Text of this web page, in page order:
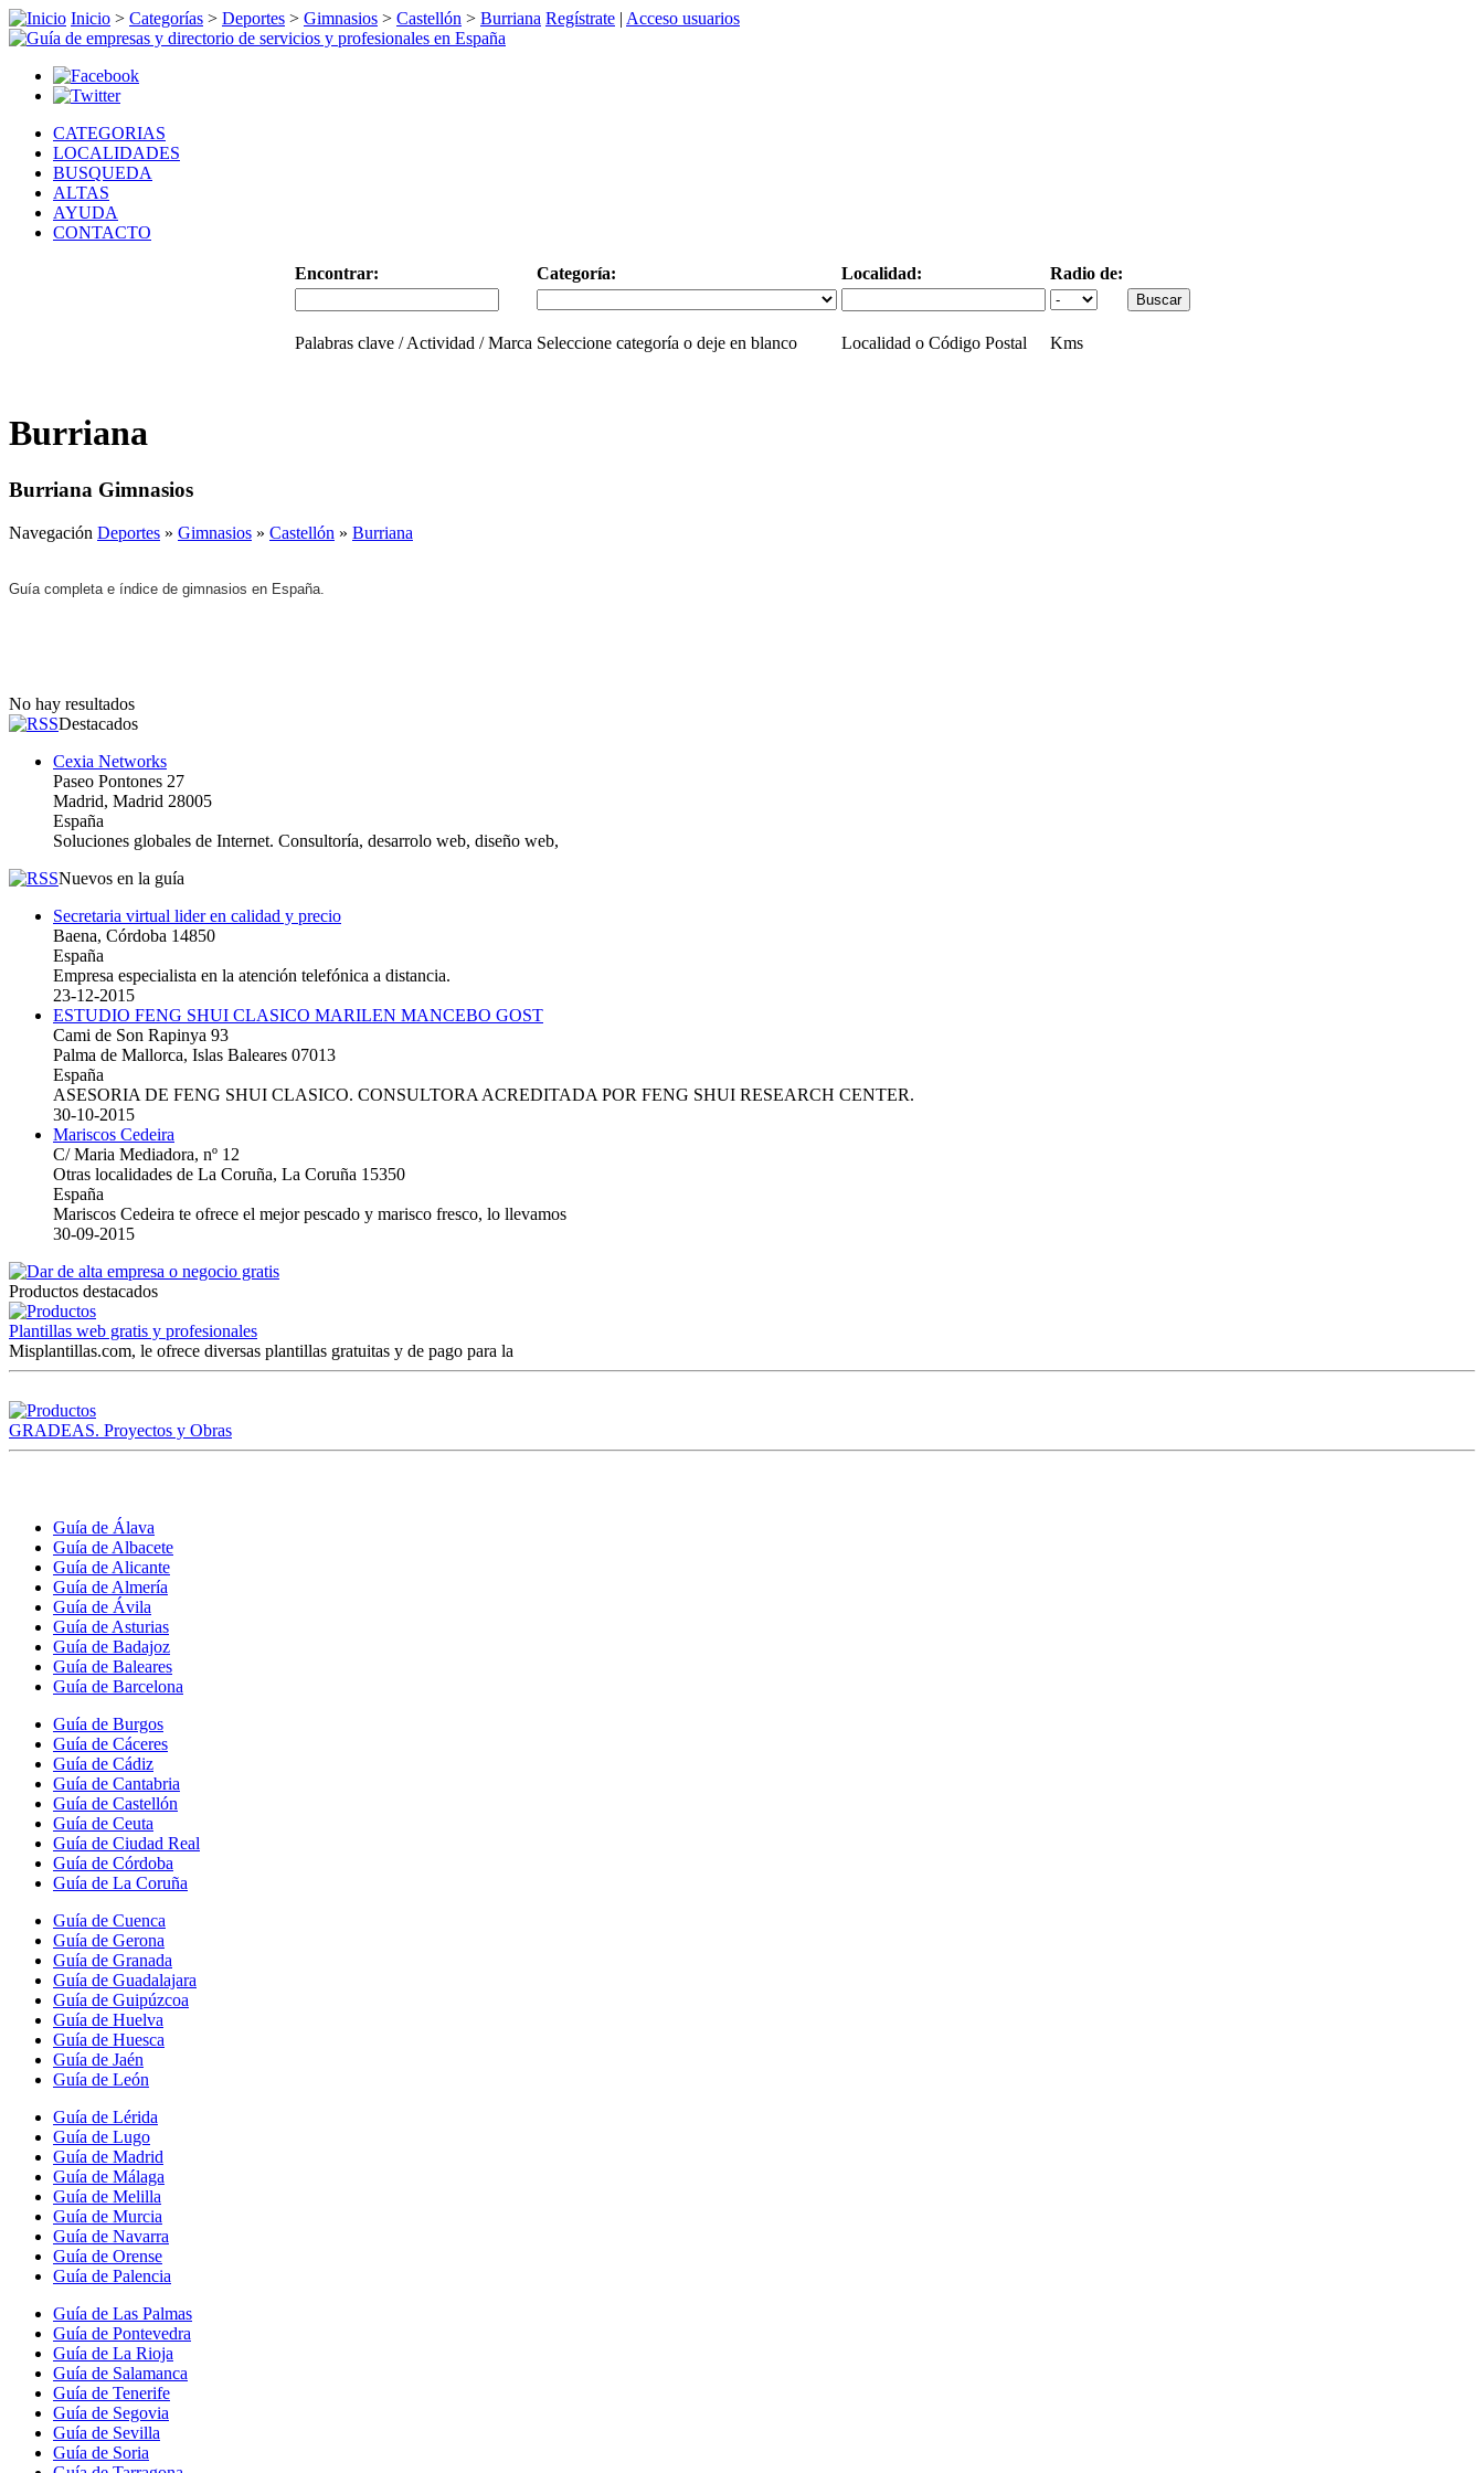
Inicio > Categorías > Deportes > Gimnasios > Castellón > Burriana Regístrate | Acceso usuarios
CATEGORIAS
LOCALIDADES
BUSQUEDA
ALTAS
AYUDA
CONTACTO
Encontrar: Categoría: Localidad: Radio de:
Palabras clave / Actividad / Marca Seleccione categoría o deje en blanco Localidad o Código Postal Kms
Burriana
Burriana Gimnasios
Navegación Deportes » Gimnasios » Castellón » Burriana
Guía completa e índice de gimnasios en España.
No hay resultados
Destacados
Cexia Networks
Paseo Pontones 27
Madrid, Madrid 28005
España
Soluciones globales de Internet. Consultoría, desarrolo web, diseño web,
Nuevos en la guía
Secretaria virtual lider en calidad y precio
Baena, Córdoba 14850
España
Empresa especialista en la atención telefónica a distancia.
23-12-2015
ESTUDIO FENG SHUI CLASICO MARILEN MANCEBO GOST
Cami de Son Rapinya 93
Palma de Mallorca, Islas Baleares 07013
España
ASESORIA DE FENG SHUI CLASICO. CONSULTORA ACREDITADA POR FENG SHUI RESEARCH CENTER.
30-10-2015
Mariscos Cedeira
C/ Maria Mediadora, nº 12
Otras localidades de La Coruña, La Coruña 15350
España
Mariscos Cedeira te ofrece el mejor pescado y marisco fresco, lo llevamos
30-09-2015
Productos destacados
Plantillas web gratis y profesionales
Misplantillas.com, le ofrece diversas plantillas gratuitas y de pago para la
GRADEAS. Proyectos y Obras
Guía de Álava
Guía de Albacete
Guía de Alicante
Guía de Almería
Guía de Ávila
Guía de Asturias
Guía de Badajoz
Guía de Baleares
Guía de Barcelona
Guía de Burgos
Guía de Cáceres
Guía de Cádiz
Guía de Cantabria
Guía de Castellón
Guía de Ceuta
Guía de Ciudad Real
Guía de Córdoba
Guía de La Coruña
Guía de Cuenca
Guía de Gerona
Guía de Granada
Guía de Guadalajara
Guía de Guipúzcoa
Guía de Huelva
Guía de Huesca
Guía de Jaén
Guía de León
Guía de Lérida
Guía de Lugo
Guía de Madrid
Guía de Málaga
Guía de Melilla
Guía de Murcia
Guía de Navarra
Guía de Orense
Guía de Palencia
Guía de Las Palmas
Guía de Pontevedra
Guía de La Rioja
Guía de Salamanca
Guía de Tenerife
Guía de Segovia
Guía de Sevilla
Guía de Soria